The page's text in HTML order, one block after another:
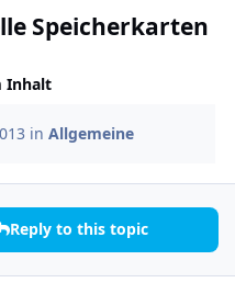
Speicherkarten
Inhalt
inAllgemeine
Reply to this topic